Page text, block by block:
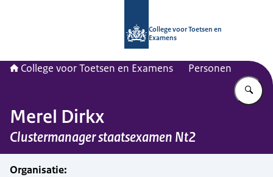
College voor Toetsen en
Examens
College voor Toetsen en Examens Personen
Merel Dirkx
Clustermanager staatsexamen Nt2
Organisatie: